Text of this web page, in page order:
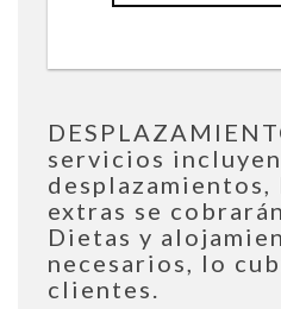
servicios
extras se
Dietas y
necesarios, lo
clientes.